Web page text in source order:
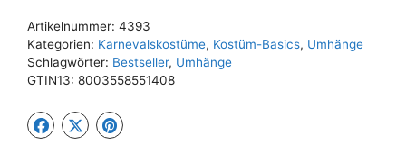
Artikelnummer: 4393
Kategorien: Karnevalskostüme, Kostüm-Basics, Umhänge
Schlagwörter: Bestseller, Umhänge
GTIN13: 8003558551408